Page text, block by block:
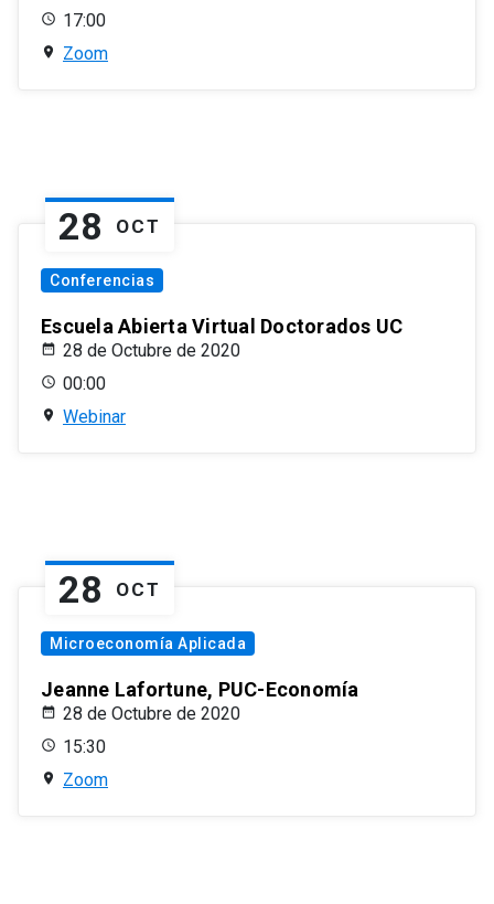
17:00
Zoom
28 OCT
Conferencias
Escuela Abierta Virtual Doctorados UC
28 de Octubre de 2020
00:00
Webinar
28 OCT
Microeconomía Aplicada
Jeanne Lafortune, PUC-Economía
28 de Octubre de 2020
15:30
Zoom